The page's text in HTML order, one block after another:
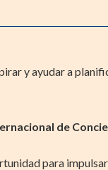
y ayudar a
de
para